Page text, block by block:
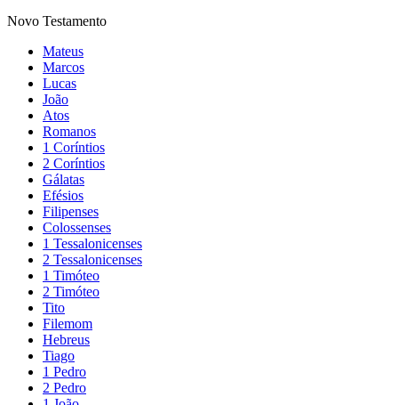
Novo Testamento
Mateus
Marcos
Lucas
João
Atos
Romanos
1 Coríntios
2 Coríntios
Gálatas
Efésios
Filipenses
Colossenses
1 Tessalonicenses
2 Tessalonicenses
1 Timóteo
2 Timóteo
Tito
Filemom
Hebreus
Tiago
1 Pedro
2 Pedro